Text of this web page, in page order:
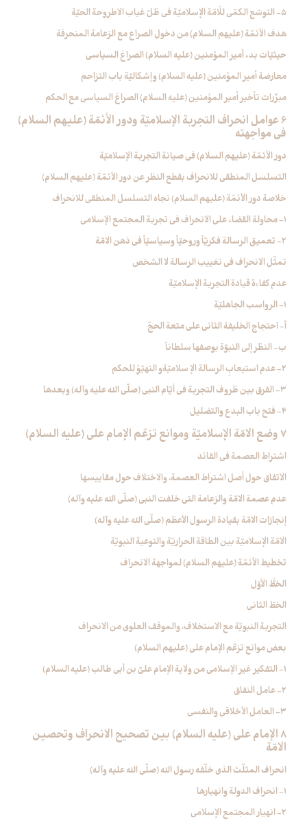
5- التوسّع الكمّي للُامّة الإسلاميّة في ظلّ غياب الاطروحة الحيّة
هدف الأئمّة (عليهم السلام) من دخول الصراع مع الزعامة المنحرفة
حيثيّات بدء أمير المؤمنين (عليه السلام) الصراعَ السياسي
معارضة أمير المؤمنين (عليه السلام) وإشكاليّة باب التزاحم‏
مبرِّرات تأخير أمير المؤمنين (عليه السلام) الصراعَ السياسي مع الحكم
6 عوامل انحراف التجربة الإسلاميّة ودور الأئمّة (عليهم السلام)
في مواجهته‏
دور الأئمّة (عليهم السلام) في صيانة التجربة الإسلاميّة
التسلسل المنطقي للانحراف بقطع النظر عن دور الأئمّة (عليهم السلام)
خلاصة دور الأئمّة (عليهم السلام) تجاه التسلسل المنطقي للانحراف
1- محاولة القضاء على الانحراف في تجربة المجتمع الإسلامي
2- تعميق الرسالة فكريّاً وروحيّاً وسياسيّاً في ذهن الامّة
تمثّل الانحراف في تغييب الرسالة لا الشخص
عدم كفاءة قيادة التجربة الإسلاميّة
1- الرواسب الجاهليّة
أ- احتجاج الخليفة الثاني على متعة الحجّ
ب- النظر إلى النبوّة بوصفها سلطاناً
2- عدم استيعابِ الرسالة الإ سلاميّةو التهيّؤِ للحكم
3- الفرق بين ظروف التجربة في أيّام النبي (صلّى الله عليه وآله) وبعدها
4- فتح باب البدع والتضليل
7 وضع الامّة الإسلاميّة وموانع تزعّم الإمام علي (عليه السلام)
اشتراط العصمة في القائد
الاتفاق حول أصل اشتراط العصمة، والاختلاف حول مقاييسها
عدم عصمة الامّة والزعامة التي خلفت النبي (صلّى الله عليه وآله)
إنجازات الامّة بقيادة الرسول الأعظم (صلّى الله عليه وآله)
الامّة الإسلاميّة بين الطاقة الحراريّة والتوعية النبويّة
تخطيط الأئمّة (عليهم السلام) لمواجهة الانحراف
الخطُّ الأوّل
الخطّ الثاني
التجربة النبويّة مع الاستخلاف، والموقف العلوي من الانحراف
بعض موانع تزعّم الإمام علي (عليهم السلام)
1- التفكير غير الإسلامي من ولاية الإمام عليِّ بن أبي طالب (عليه السلام)
2- عامل النفاق
3- العامل الأخلاقي والنفسي
8 الإمام علي (عليه السلام) بين تصحيح الانحراف وتحصين
الامّة
انحراف المثلّث الذي خلّفه رسول الله (صلّى الله عليه وآله)
1- انحراف الدولة وانهيارها
2- انهيار المجتمع الإسلامي